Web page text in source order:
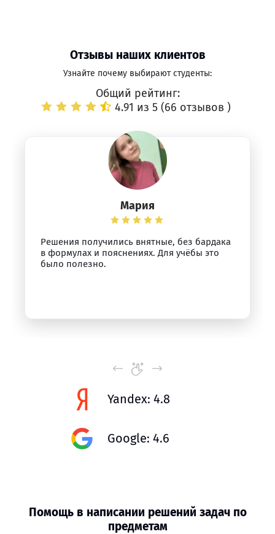
Отзывы наших клиентов
Узнайте почему выбирают студенты:
Общий рейтинг:
4.91 из 5 (66 отзывов )
Мария
Решения получились внятные, без бардака
в формулах и пояснениях. Для учёбы это
было полезно.
Yandex: 4.8
Google: 4.6
Помощь в написании решений задач по
предметам